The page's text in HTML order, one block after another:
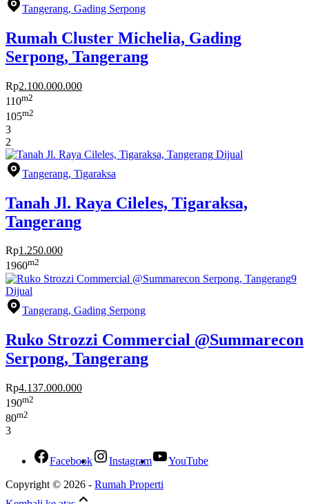
Tangerang, Gading Serpong
Rumah Cluster Michelia, Gading
Serpong, Tangerang
Rp2.100.000.000
110m2
105m2
3
2
Dijual
Tangerang, Tigaraksa
Tanah Jl. Raya Cileles, Tigaraksa,
Tangerang
Rp1.250.000
1960m2
9
Dijual
Tangerang, Gading Serpong
Ruko Strozzi Commercial @Summarecon
Serpong, Tangerang
Rp4.137.000.000
190m2
80m2
3
Facebook Instagram
YouTube
Copyright © 2026 - Rumah Properti